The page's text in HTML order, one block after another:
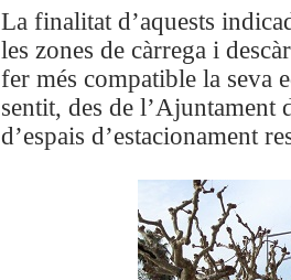
La finalitat d’aquests
les zones de càrrega i
fer més compatible la seva
sentit, des de l’Ajuntament
d’espais d’estacionament